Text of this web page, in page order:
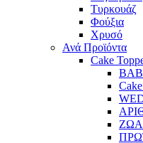
Τυρκουάζ
Φούξια
Χρυσό
Ανά Προϊόντα
Cake